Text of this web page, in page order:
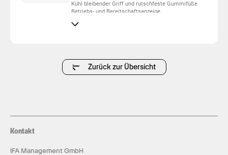
Kühl bleibender Griff und rutschfeste Gummifüße
Betriebs- und Bereitschaftsanzeige
Platzsparende Aufbewahrung im Stehen
Zurück zur Übersicht
Kontakt
IFA Management GmbH